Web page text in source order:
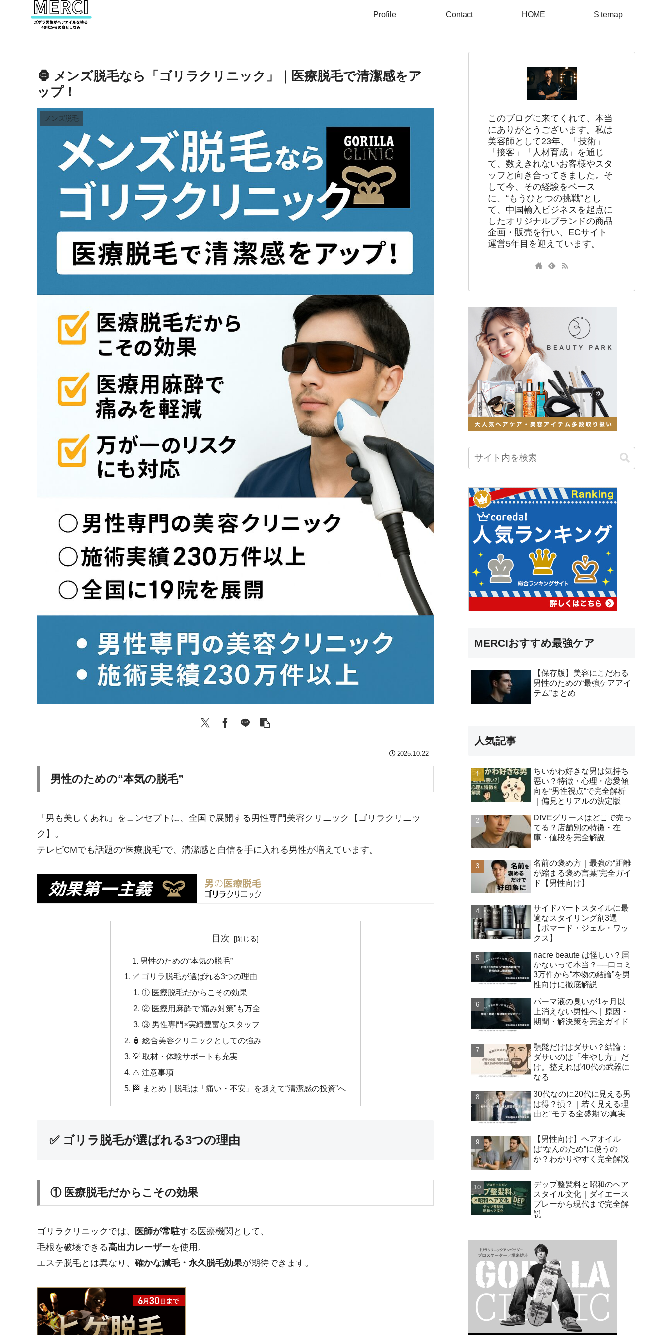
Profile Contact HOME Sitemap
🦍 メンズ脱毛なら「ゴリラクリニック」｜医療脱毛で清潔感をア
ップ！
メンズ脱毛
2025.10.22
男性のための“本気の脱毛”
「男も美しくあれ」をコンセプトに、全国で展開する男性専門美容クリニック【ゴリラクリニッ
ク】。
テレビCMでも話題の“医療脱毛”で、清潔感と自信を手に入れる男性が増えています。
目次
男性のための“本気の脱毛”
✅ ゴリラ脱毛が選ばれる3つの理由
① 医療脱毛だからこその効果
② 医療用麻酔で“痛み対策”も万全
③ 男性専門×実績豊富なスタッフ
🧴 総合美容クリニックとしての強み
💡 取材・体験サポートも充実
⚠️ 注意事項
🏁 まとめ｜脱毛は「痛い・不安」を超えて“清潔感の投資”へ
✅ ゴリラ脱毛が選ばれる3つの理由
① 医療脱毛だからこその効果
ゴリラクリニックでは、 医師が常駐する医療機関として、
毛根を破壊できる高出力レーザーを使用。
エステ脱毛とは異なり、確かな減毛・永久脱毛効果が期待できます。
このブログに来てくれて、本当
にありがとうございます。私は
美容師として23年、「技術」
「接客」「人材育成」を通じ
て、数えきれないお客様やスタ
ッフと向き合ってきました。そ
して今、その経験をベース
に、“もうひとつの挑戦”とし
て、中国輸入ビジネスを起点に
したオリジナルブランドの商品
企画・販売を行い、ECサイト
運営5年目を迎えています。
MERCIおすすめ最強ケア
【保存版】美容にこだわる
男性のための“最強ケアアイ
テム”まとめ
人気記事
ちいかわ好きな男は気持ち
悪い？特徴・心理・恋愛傾
向を“男性視点”で完全解析
｜偏見とリアルの決定版
DIVEグリースはどこで売っ
てる？店舗別の特徴・在
庫・値段を完全解説
名前の褒め方｜最強の“距離
が縮まる褒め言葉”完全ガイ
ド【男性向け】
サイドパートスタイルに最
適なスタイリング剤3選
【ポマード・ジェル・ワッ
クス】
nacre beaute は怪しい？届
かないって本当？──口コミ
3万件から“本物の結論”を男
性向けに徹底解説
パーマ液の臭いが1ヶ月以
上消えない男性へ｜原因・
期間・解決策を完全ガイド
顎髭だけはダサい？結論：
ダサいのは「生やし方」だ
け。整えれば40代の武器に
なる
30代なのに20代に見える男
は得？損？｜若く見える理
由と“モテる全盛期”の真実
【男性向け】ヘアオイル
は“なんのため”に使うの
か？わかりやすく完全解説
デップ整髪料と昭和のヘア
スタイル文化｜ダイエース
プレーから現代まで完全解
説